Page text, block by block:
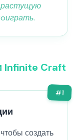
растущую
Infinite Craft
#1
создать